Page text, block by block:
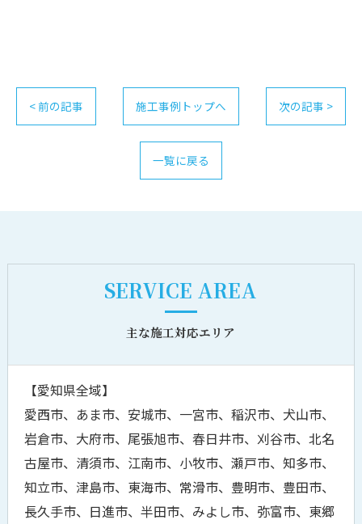
< 前の記事 施工事例トップへ 次の記事 >
一覧に戻る
主な施工対応エリア
SERVICE AREA
【愛知県全域】
愛西市、あま市、安城市、一宮市、稲沢市、犬山市、
岩倉市、大府市、尾張旭市、春日井市、刈谷市、北名
古屋市、清須市、江南市、小牧市、瀬戸市、知多市、
知立市、津島市、東海市、常滑市、豊明市、豊田市、
長久手市、日進市、半田市、みよし市、弥富市、東郷